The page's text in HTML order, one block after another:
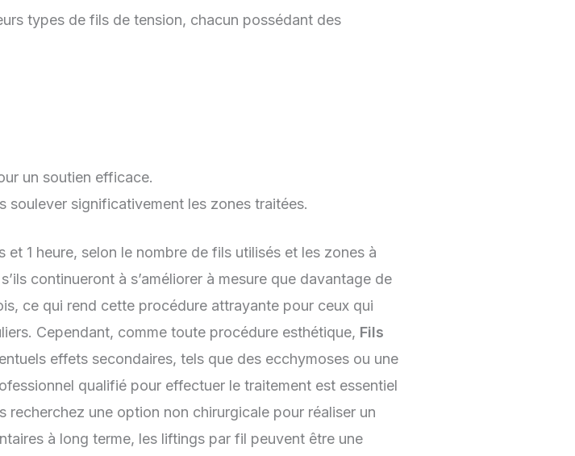
types de fils de tension, chacun possédant des
un soutien efficace.
soulever significativement les zones traitées.
1 heure, selon le nombre de fils utilisés et les zones à
continueront à s’améliorer à mesure que davantage de
ce qui rend cette procédure attrayante pour ceux qui
Cependant, comme toute procédure esthétique, Fils
effets secondaires, tels que des ecchymoses ou une
qualifié pour effectuer le traitement est essentiel
une option non chirurgicale pour réaliser un
à long terme, les liftings par fil peuvent être une